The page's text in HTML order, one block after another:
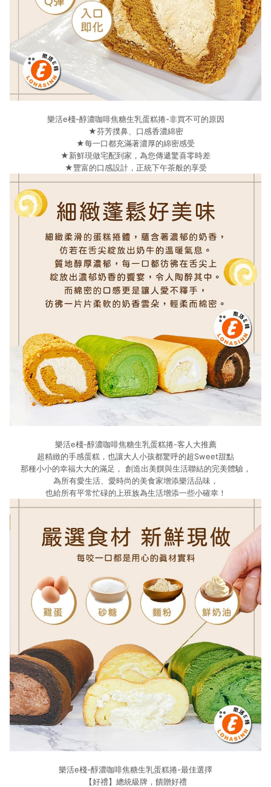
樂活e棧-醇濃咖啡焦糖生乳蛋糕捲-非買不可的原因
★芬芳撲鼻、口感香濃綿密
★每一口都充滿著濃厚的綿密感受
★新鮮現做宅配到家，為您傳遞驚喜零時差
★豐富的口感設計，正統下午茶般的享受
樂活e棧-醇濃咖啡焦糖生乳蛋糕捲-客人大推薦
超精緻的手感蛋糕，也讓大人小孩都驚呼的超Sweet甜點
那種小小的幸福大大的滿足， 創造出美饌與生活聯結的完美體驗，
為所有愛生活、愛時尚的美食家增添樂活品味，
也給所有平常忙碌的上班族為生活增添一些小確幸！
樂活e棧-醇濃咖啡焦糖生乳蛋糕捲-最佳選擇
【好禮】總統級牌，饋贈好禮